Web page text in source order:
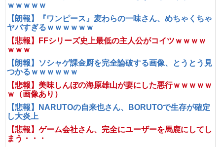
ｗｗｗｗｗ
【朗報】『ワンピース』麦わらの一味さん、めちゃくちゃ
ヤバすぎるｗｗｗｗｗｗ
【悲報】FFシリーズ史上最低の主人公がコイツｗｗｗｗ
ｗｗｗ
【朗報】ソシャゲ課金厨を完全論破する画像、とうとう見
つかるｗｗｗｗｗｗ
【悲報】美味しんぼの海原雄山が妻にした悪行ｗｗｗｗｗ
ｗ（画像あり）
【悲報】NARUTOの自来也さん、BORUTOで生存が確定
し大炎上
【悲報】ゲーム会社さん、完全にユーザーを馬鹿にしてし
まう・・・